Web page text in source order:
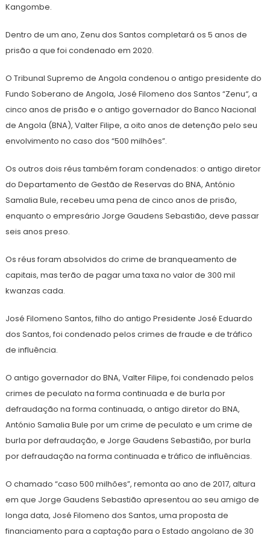
Kangombe.
Dentro de um ano, Zenu dos Santos completará os 5 anos de
prisão a que foi condenado em 2020.
O Tribunal Supremo de Angola condenou o antigo presidente do
Fundo Soberano de Angola, José Filomeno dos Santos “Zenu“, a
cinco anos de prisão e o antigo governador do Banco Nacional
de Angola (BNA), Valter Filipe, a oito anos de detenção pelo seu
envolvimento no caso dos “500 milhões”.
Os outros dois réus também foram condenados: o antigo diretor
do Departamento de Gestão de Reservas do BNA, António
Samalia Bule, recebeu uma pena de cinco anos de prisão,
enquanto o empresário Jorge Gaudens Sebastião, deve passar
seis anos preso.
Os réus foram absolvidos do crime de branqueamento de
capitais, mas terão de pagar uma taxa no valor de 300 mil
kwanzas cada.
José Filomeno Santos, filho do antigo Presidente José Eduardo
dos Santos, foi condenado pelos crimes de fraude e de tráfico
de influência.
O antigo governador do BNA, Valter Filipe, foi condenado pelos
crimes de peculato na forma continuada e de burla por
defraudação na forma continuada, o antigo diretor do BNA,
António Samalia Bule por um crime de peculato e um crime de
burla por defraudação, e Jorge Gaudens Sebastião, por burla
por defraudação na forma continuada e tráfico de influências.
O chamado “caso 500 milhões”, remonta ao ano de 2017, altura
em que Jorge Gaudens Sebastião apresentou ao seu amigo de
longa data, José Filomeno dos Santos, uma proposta de
financiamento para a captação para o Estado angolano de 30